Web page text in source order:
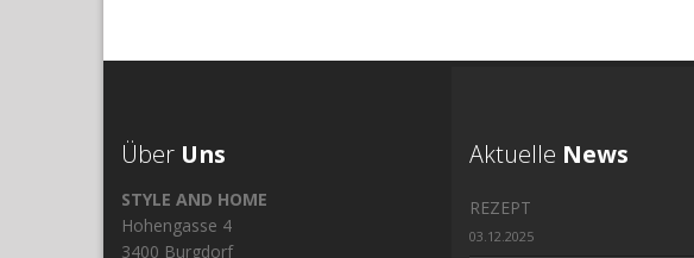
Über Uns
STYLE AND HOME
Hohengasse 4
3400 Burgdorf
Aktuelle News
REZEPT
03.12.2025